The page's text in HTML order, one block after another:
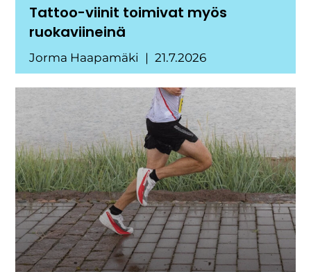
Tattoo-viinit toimivat myös
ruokaviineinä
Jorma Haapamäki 21.7.2026